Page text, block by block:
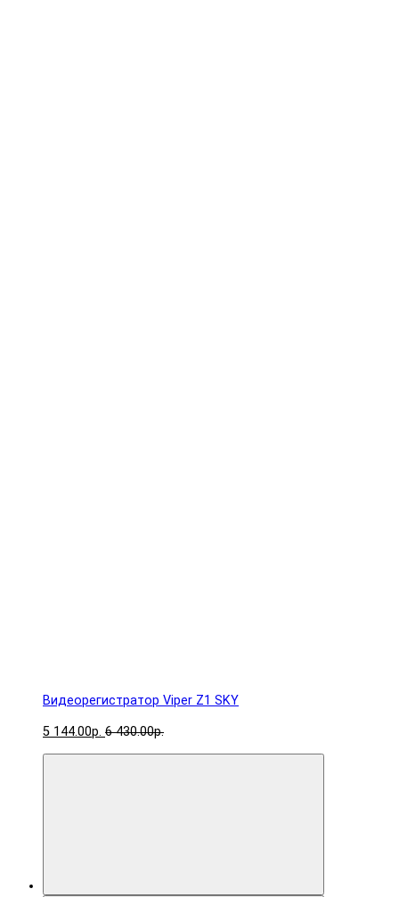
Видеорегистратор Viper Z1 SKY
5 144.00р. 6 430.00р.